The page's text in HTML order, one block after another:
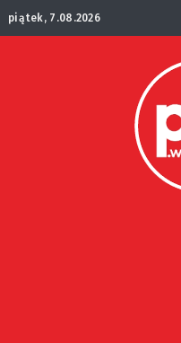
piątek, 7.08.2026